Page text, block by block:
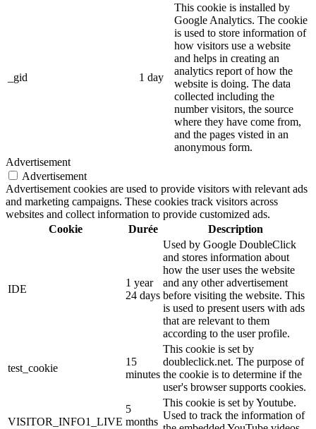
_gid 1 day
This cookie is installed by
Google Analytics. The cookie
is used to store information of
how visitors use a website
and helps in creating an
analytics report of how the
website is doing. The data
collected including the
number visitors, the source
where they have come from,
and the pages visted in an
anonymous form.
Advertisement
Advertisement
Advertisement cookies are used to provide visitors with relevant ads
and marketing campaigns. These cookies track visitors across
websites and collect information to provide customized ads.
Cookie
Durée Description
IDE
1 year
24 days
Used by Google DoubleClick
and stores information about
how the user uses the website
and any other advertisement
before visiting the website. This
is used to present users with ads
that are relevant to them
according to the user profile.
test_cookie
15
minutes
This cookie is set by
doubleclick.net. The purpose of
the cookie is to determine if the
user's browser supports cookies.
VISITOR_INFO1_LIVE
5
months
This cookie is set by Youtube.
Used to track the information of